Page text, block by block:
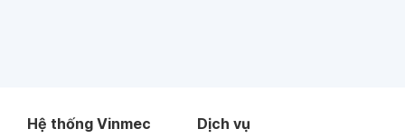
Hệ thống Vinmec Dịch vụ